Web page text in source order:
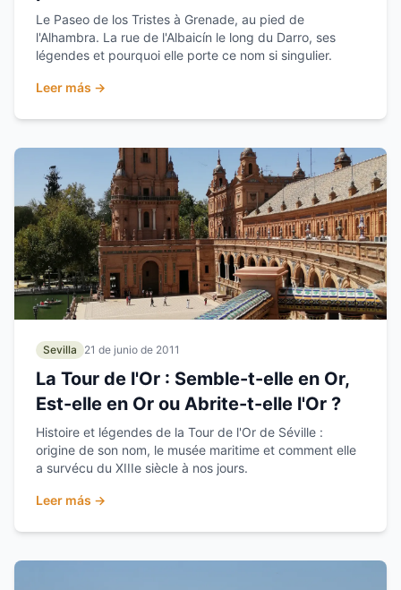
Le Paseo de los Tristes à Grenade, au pied de
l'Alhambra. La rue de l'Albaicín le long du Darro, ses
légendes et pourquoi elle porte ce nom si singulier.
Leer más →
Sevilla 21 de junio de 2011
La Tour de l'Or : Semble-t-elle en Or,
Est-elle en Or ou Abrite-t-elle l'Or ?
Histoire et légendes de la Tour de l'Or de Séville :
origine de son nom, le musée maritime et comment elle
a survécu du XIIIe siècle à nos jours.
Leer más →